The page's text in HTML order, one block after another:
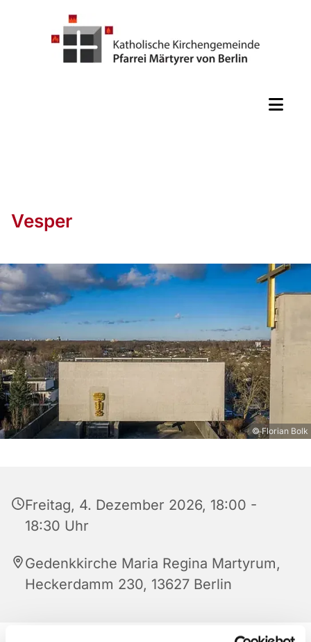
Vesper
© Florian Bolk
Freitag, 4. Dezember 2026, 18:00 -
18:30 Uhr
Gedenkkirche Maria Regina Martyrum,
Heckerdamm 230, 13627 Berlin